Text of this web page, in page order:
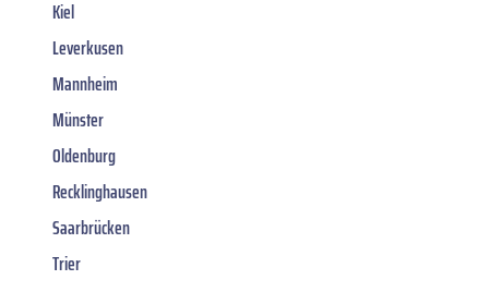
Kiel
Leverkusen
Mannheim
Münster
Oldenburg
Recklinghausen
Saarbrücken
Trier